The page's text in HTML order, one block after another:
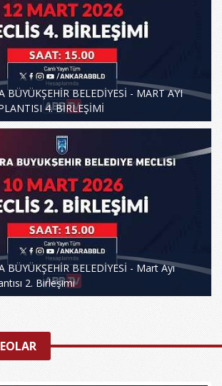
BÜYÜKŞEHİR BELEDİYESİ - MART AYI
4. BİRLEŞİMİ
BÜYÜKŞEHİR BELEDİYESİ - Mart Ayı
2. Birleşimi